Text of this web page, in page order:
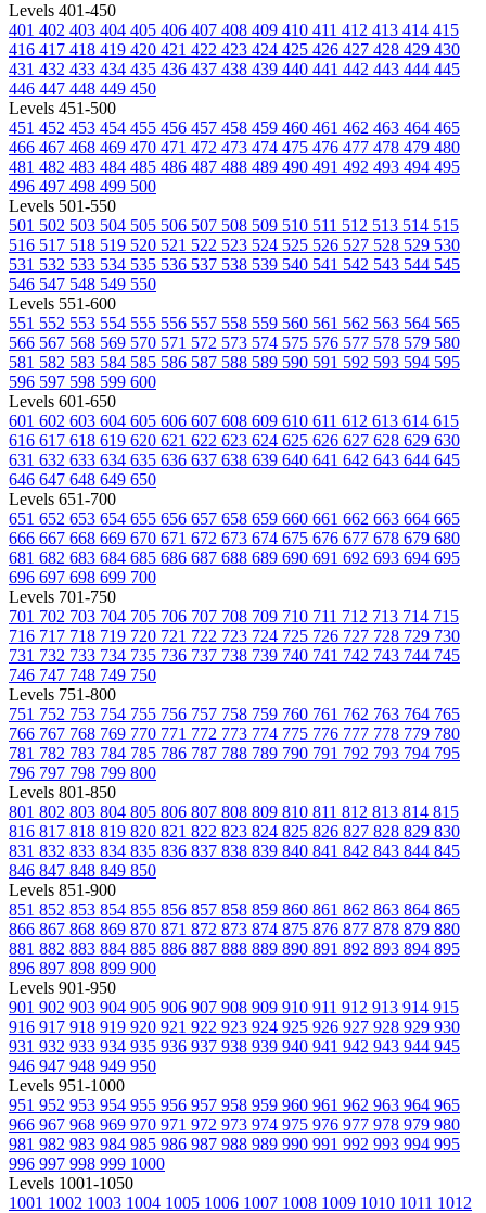
Levels 401-450
401 402 403 404 405 406 407 408 409 410 411 412 413 414 415
416 417 418 419 420 421 422 423 424 425 426 427 428 429 430
431 432 433 434 435 436 437 438 439 440 441 442 443 444 445
446 447 448 449 450
Levels 451-500
451 452 453 454 455 456 457 458 459 460 461 462 463 464 465
466 467 468 469 470 471 472 473 474 475 476 477 478 479 480
481 482 483 484 485 486 487 488 489 490 491 492 493 494 495
496 497 498 499 500
Levels 501-550
501 502 503 504 505 506 507 508 509 510 511 512 513 514 515
516 517 518 519 520 521 522 523 524 525 526 527 528 529 530
531 532 533 534 535 536 537 538 539 540 541 542 543 544 545
546 547 548 549 550
Levels 551-600
551 552 553 554 555 556 557 558 559 560 561 562 563 564 565
566 567 568 569 570 571 572 573 574 575 576 577 578 579 580
581 582 583 584 585 586 587 588 589 590 591 592 593 594 595
596 597 598 599 600
Levels 601-650
601 602 603 604 605 606 607 608 609 610 611 612 613 614 615
616 617 618 619 620 621 622 623 624 625 626 627 628 629 630
631 632 633 634 635 636 637 638 639 640 641 642 643 644 645
646 647 648 649 650
Levels 651-700
651 652 653 654 655 656 657 658 659 660 661 662 663 664 665
666 667 668 669 670 671 672 673 674 675 676 677 678 679 680
681 682 683 684 685 686 687 688 689 690 691 692 693 694 695
696 697 698 699 700
Levels 701-750
701 702 703 704 705 706 707 708 709 710 711 712 713 714 715
716 717 718 719 720 721 722 723 724 725 726 727 728 729 730
731 732 733 734 735 736 737 738 739 740 741 742 743 744 745
746 747 748 749 750
Levels 751-800
751 752 753 754 755 756 757 758 759 760 761 762 763 764 765
766 767 768 769 770 771 772 773 774 775 776 777 778 779 780
781 782 783 784 785 786 787 788 789 790 791 792 793 794 795
796 797 798 799 800
Levels 801-850
801 802 803 804 805 806 807 808 809 810 811 812 813 814 815
816 817 818 819 820 821 822 823 824 825 826 827 828 829 830
831 832 833 834 835 836 837 838 839 840 841 842 843 844 845
846 847 848 849 850
Levels 851-900
851 852 853 854 855 856 857 858 859 860 861 862 863 864 865
866 867 868 869 870 871 872 873 874 875 876 877 878 879 880
881 882 883 884 885 886 887 888 889 890 891 892 893 894 895
896 897 898 899 900
Levels 901-950
901 902 903 904 905 906 907 908 909 910 911 912 913 914 915
916 917 918 919 920 921 922 923 924 925 926 927 928 929 930
931 932 933 934 935 936 937 938 939 940 941 942 943 944 945
946 947 948 949 950
Levels 951-1000
951 952 953 954 955 956 957 958 959 960 961 962 963 964 965
966 967 968 969 970 971 972 973 974 975 976 977 978 979 980
981 982 983 984 985 986 987 988 989 990 991 992 993 994 995
996 997 998 999 1000
Levels 1001-1050
1001 1002 1003 1004 1005 1006 1007 1008 1009 1010 1011 1012